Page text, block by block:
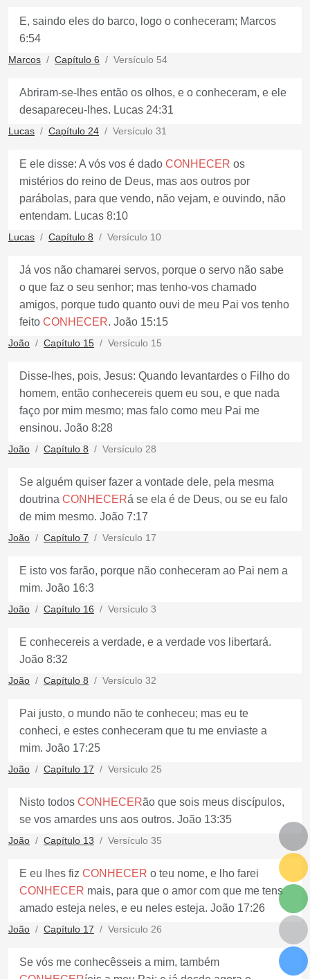
E, saindo eles do barco, logo o conheceram; Marcos
6:54
Marcos Capítulo 6 Versículo 54
Abriram-se-lhes então os olhos, e o conheceram, e ele
desapareceu-lhes. Lucas 24:31
Lucas Capítulo 24 Versículo 31
E ele disse: A vós vos é dado CONHECER os
mistérios do reino de Deus, mas aos outros por
parábolas, para que vendo, não vejam, e ouvindo, não
entendam. Lucas 8:10
Lucas Capítulo 8 Versículo 10
Já vos não chamarei servos, porque o servo não sabe
o que faz o seu senhor; mas tenho-vos chamado
amigos, porque tudo quanto ouvi de meu Pai vos tenho
feito CONHECER. João 15:15
João Capítulo 15 Versículo 15
Disse-lhes, pois, Jesus: Quando levantardes o Filho do
homem, então conhecereis quem eu sou, e que nada
faço por mim mesmo; mas falo como meu Pai me
ensinou. João 8:28
João Capítulo 8 Versículo 28
Se alguém quiser fazer a vontade dele, pela mesma
doutrina CONHECERá se ela é de Deus, ou se eu falo
de mim mesmo. João 7:17
João Capítulo 7 Versículo 17
E isto vos farão, porque não conheceram ao Pai nem a
mim. João 16:3
João Capítulo 16 Versículo 3
E conhecereis a verdade, e a verdade vos libertará.
João 8:32
João Capítulo 8 Versículo 32
Pai justo, o mundo não te conheceu; mas eu te
conheci, e estes conheceram que tu me enviaste a
mim. João 17:25
João Capítulo 17 Versículo 25
Nisto todos CONHECERão que sois meus discípulos,
se vos amardes uns aos outros. João 13:35
João Capítulo 13 Versículo 35
E eu lhes fiz CONHECER o teu nome, e lho farei
CONHECER mais, para que o amor com que me tens
amado esteja neles, e eu neles esteja. João 17:26
João Capítulo 17 Versículo 26
Se vós me conhecêsseis a mim, também